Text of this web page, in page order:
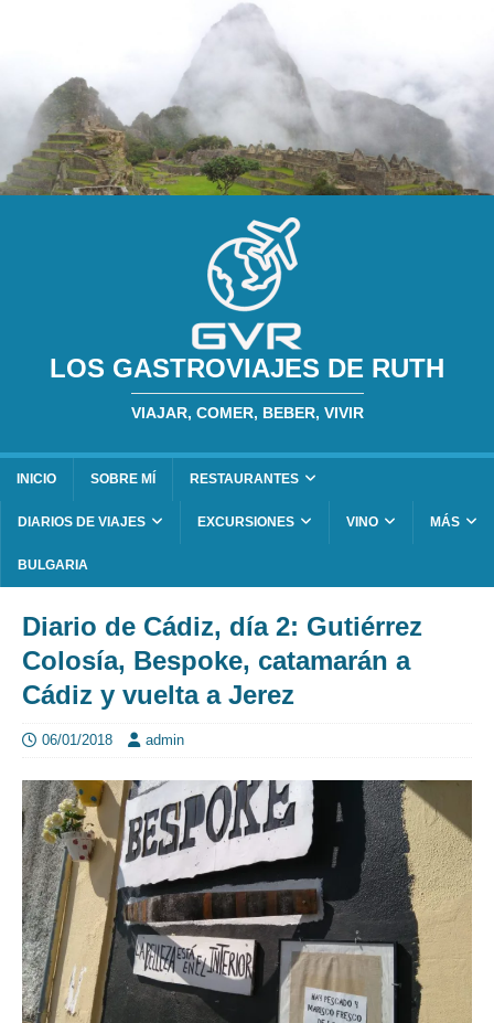
LOS GASTROVIAJES DE RUTH
VIAJAR, COMER, BEBER, VIVIR
INICIO SOBRE MÍ RESTAURANTES
DIARIOS DE VIAJES EXCURSIONES VINO MÁS
BULGARIA
Diario de Cádiz, día 2: Gutiérrez
Colosía, Bespoke, catamarán a
Cádiz y vuelta a Jerez
06/01/2018 admin